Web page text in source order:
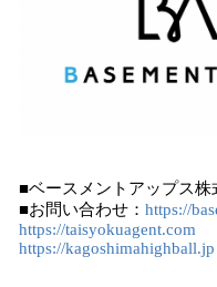
■ベースメントアップス株
■お問い合わせ： https://
https://taisyokuagent.com
https://kagoshimahighball.jp